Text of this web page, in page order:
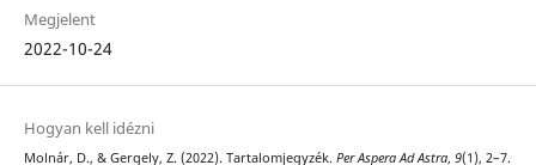
Megjelent
2022-10-24
Hogyan kell idézni
Molnár, D., & Gergely, Z. (2022). Tartalomjegyzék. Per Aspera Ad Astra, 9(1), 2–7.